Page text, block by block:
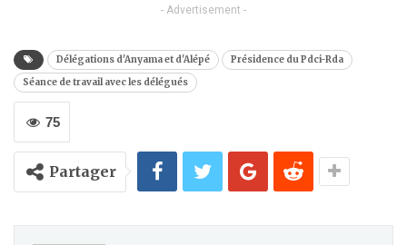
- Advertisement -
Délégations d'Anyama et d'Alépé
Présidence du Pdci-Rda
Séance de travail avec les délégués
75
Partager